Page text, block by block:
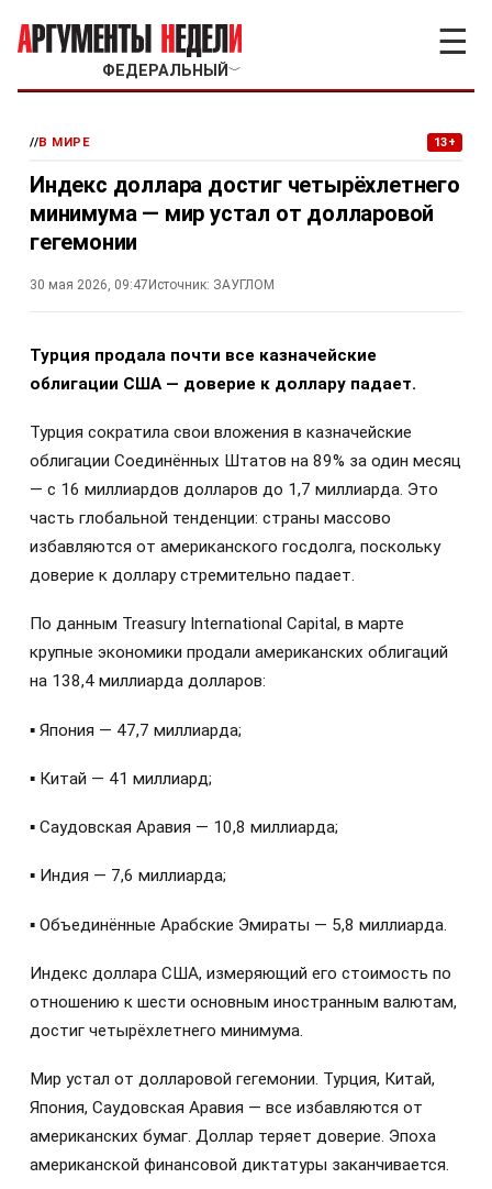
ФЕДЕРАЛЬНЫЙ ﹀
☰
//В МИРЕ 13+
Индекс доллара достиг четырёхлетнего
минимума — мир устал от долларовой
гегемонии
30 мая 2026, 09:47 Источник: ЗАУГЛОМ
Турция продала почти все казначейские
облигации США — доверие к доллару падает.
Турция сократила свои вложения в казначейские
облигации Соединённых Штатов на 89% за один месяц
— с 16 миллиардов долларов до 1,7 миллиарда. Это
часть глобальной тенденции: страны массово
избавляются от американского госдолга, поскольку
доверие к доллару стремительно падает.
По данным Treasury International Capital, в марте
крупные экономики продали американских облигаций
на 138,4 миллиарда долларов:
▪️ Япония — 47,7 миллиарда;
▪️ Китай — 41 миллиард;
▪️ Саудовская Аравия — 10,8 миллиарда;
▪️ Индия — 7,6 миллиарда;
▪️ Объединённые Арабские Эмираты — 5,8 миллиарда.
Индекс доллара США, измеряющий его стоимость по
отношению к шести основным иностранным валютам,
достиг четырёхлетнего минимума.
Мир устал от долларовой гегемонии. Турция, Китай,
Япония, Саудовская Аравия — все избавляются от
американских бумаг. Доллар теряет доверие. Эпоха
американской финансовой диктатуры заканчивается.